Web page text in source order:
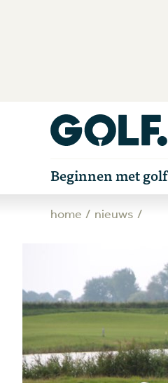
Beginnen met golf
home nieuws